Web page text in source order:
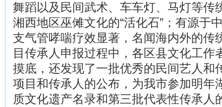
舞蹈以及民间武术、车车灯、马灯等传
湘西地区巫傩文化的“活化石”；有源于
支气管哮喘疗效显著，名闻海内外的传
目传承人申报过程中，各区县文化工作
摸底，还发现了一批优秀的民间艺人和
项目和传承人的公布，为我市参加明年
质文化遗产名录和第三批代表性传承人